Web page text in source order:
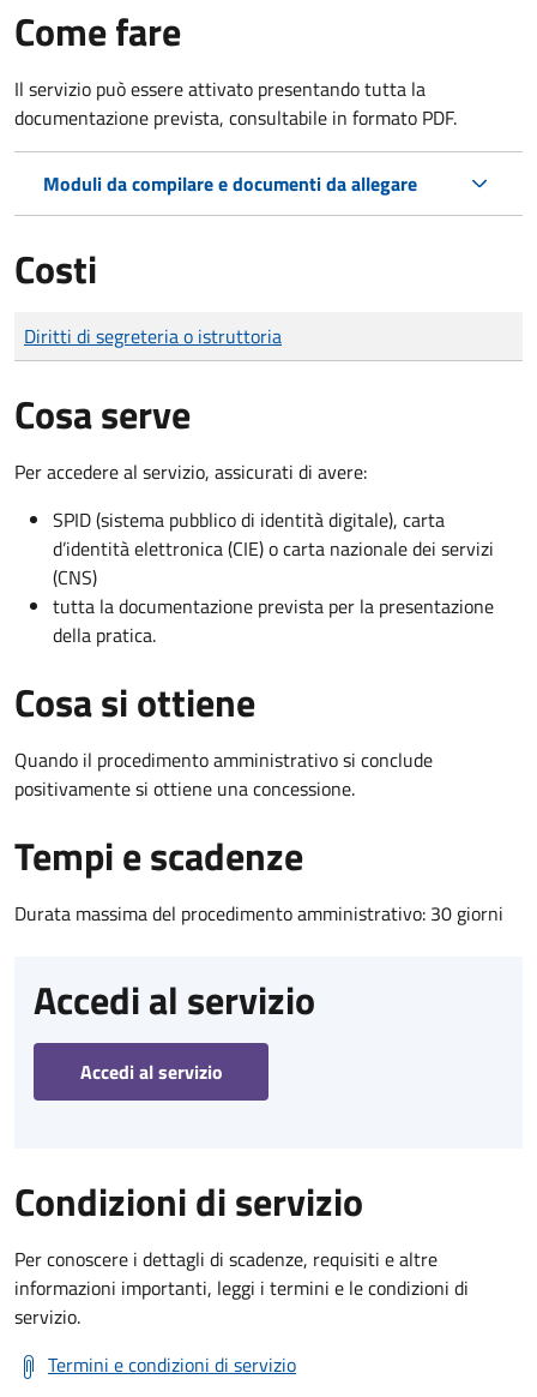
Come fare
Il servizio può essere attivato presentando tutta la
documentazione prevista, consultabile in formato PDF.
Moduli da compilare e documenti da allegare
Costi
Tipo di pagamento
Importo
Diritti di segreteria o istruttoria
Cosa serve
Per accedere al servizio, assicurati di avere:
SPID (sistema pubblico di identità digitale), carta
d’identità elettronica (CIE) o carta nazionale dei servizi
(CNS)
tutta la documentazione prevista per la presentazione
della pratica.
Cosa si ottiene
Quando il procedimento amministrativo si conclude
positivamente si ottiene una concessione.
Tempi e scadenze
Durata massima del procedimento amministrativo: 30 giorni
Accedi al servizio
Accedi al servizio
Condizioni di servizio
Per conoscere i dettagli di scadenze, requisiti e altre
informazioni importanti, leggi i termini e le condizioni di
servizio.
Termini e condizioni di servizio